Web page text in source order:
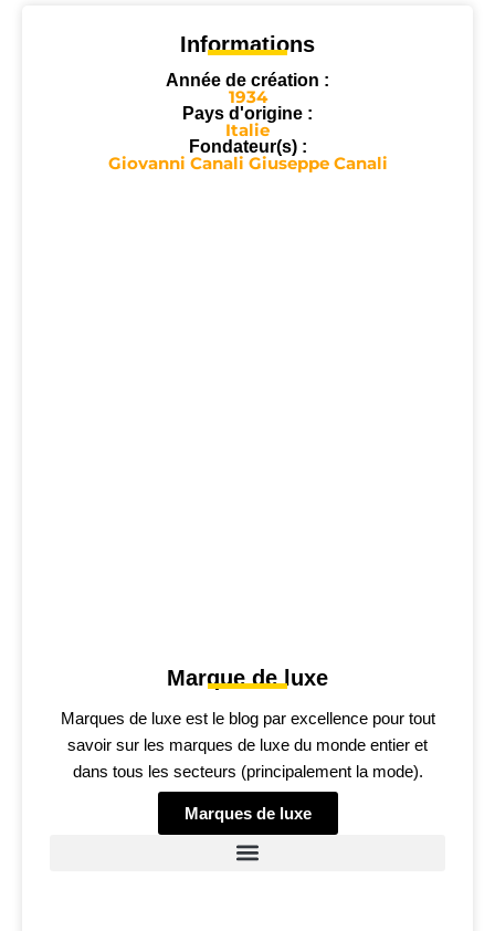
Informations
Année de création :
1934
Pays d'origine :
Italie
Fondateur(s) :
Giovanni Canali Giuseppe Canali
Marque de luxe
Marques de luxe est le blog par excellence pour tout
savoir sur les marques de luxe du monde entier et
dans tous les secteurs (principalement la mode).
Marques de luxe